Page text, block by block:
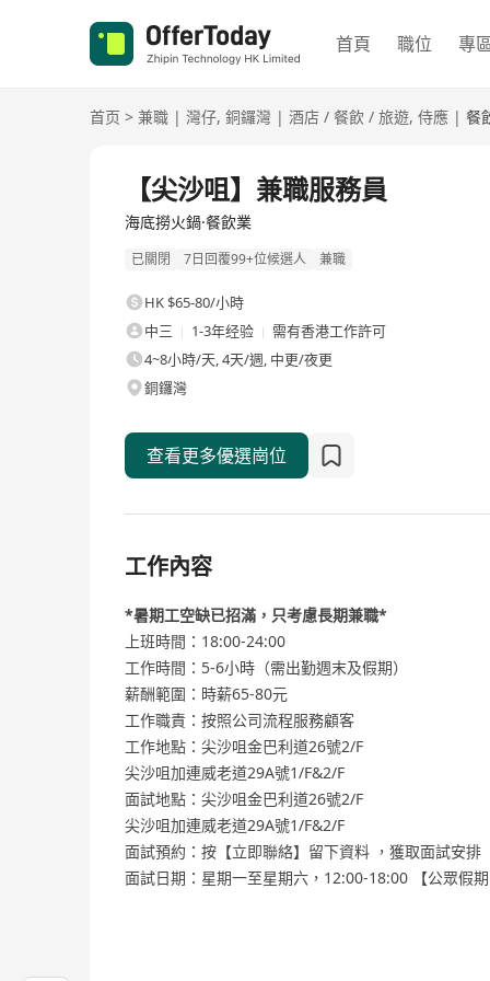
首頁 職位 專
首页 > 兼職 | 灣仔, 銅鑼灣 | 酒店 / 餐飲 / 旅遊, 侍應 | 餐
【尖沙咀】兼職服務員
海底撈火鍋·餐飲業
已關閉 7日回覆99+位候選人 兼職
HK $65-80/小時
中三
1-3年经验
需有香港工作許可
4~8小時/天, 4天/週, 中更/夜更
銅鑼灣
查看更多優選崗位
工作內容
*暑期工空缺已招滿，只考慮長期兼職*
上班時間：18:00-24:00
工作時間：5-6小時（需出勤週末及假期）
薪酬範圍：時薪65-80元
工作職責：按照公司流程服務顧客
工作地點：尖沙咀金巴利道26號2/F
尖沙咀加連威老道29A號1/F&2/F
面試地點：尖沙咀金巴利道26號2/F
尖沙咀加連威老道29A號1/F&2/F
面試預約：按【立即聯絡】留下資料 ，獲取面試安排
面試日期：星期一至星期六，12:00-18:00 【公眾假